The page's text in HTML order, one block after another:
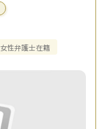
女性弁護士在籍